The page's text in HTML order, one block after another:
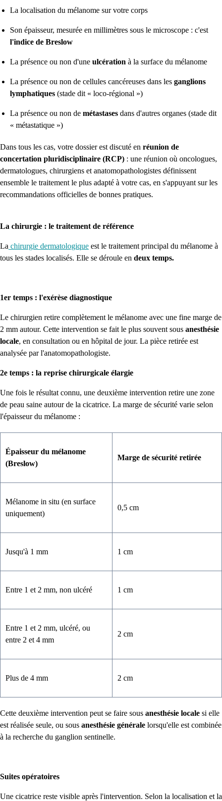
La localisation du mélanome sur votre corps
Son épaisseur, mesurée en millimètres sous le microscope : c'est
l'indice de Breslow
La présence ou non d'une ulcération à la surface du mélanome
La présence ou non de cellules cancéreuses dans les ganglions
lymphatiques (stade dit « loco-régional »)
La présence ou non de métastases dans d'autres organes (stade dit
« métastatique »)
Dans tous les cas, votre dossier est discuté en réunion de
concertation pluridisciplinaire (RCP) : une réunion où oncologues,
dermatologues, chirurgiens et anatomopathologistes définissent
ensemble le traitement le plus adapté à votre cas, en s'appuyant sur les
recommandations officielles de bonnes pratiques.
La chirurgie : le traitement de référence
La chirurgie dermatologique est le traitement principal du mélanome à
tous les stades localisés. Elle se déroule en deux temps.
1er temps : l'exérèse diagnostique
Le chirurgien retire complètement le mélanome avec une fine marge de
2 mm autour. Cette intervention se fait le plus souvent sous anesthésie
locale, en consultation ou en hôpital de jour. La pièce retirée est
analysée par l'anatomopathologiste.
2e temps : la reprise chirurgicale élargie
Une fois le résultat connu, une deuxième intervention retire une zone
de peau saine autour de la cicatrice. La marge de sécurité varie selon
l'épaisseur du mélanome :
Épaisseur du mélanome
(Breslow)
Marge de sécurité retirée
Mélanome in situ (en surface
uniquement)
0,5 cm
Jusqu'à 1 mm 1 cm
Entre 1 et 2 mm, non ulcéré 1 cm
Entre 1 et 2 mm, ulcéré, ou
entre 2 et 4 mm
2 cm
Plus de 4 mm 2 cm
Cette deuxième intervention peut se faire sous anesthésie locale si elle
est réalisée seule, ou sous anesthésie générale lorsqu'elle est combinée
à la recherche du ganglion sentinelle.
Suites opératoires
Une cicatrice reste visible après l'intervention. Selon la localisation et la